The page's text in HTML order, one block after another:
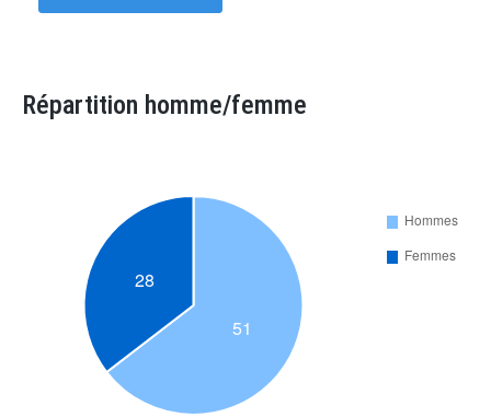
Répartition homme/femme